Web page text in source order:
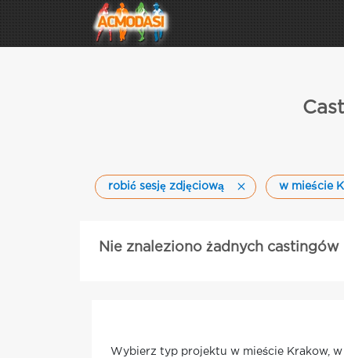
robić sesję zdjęciową w mieście
Nie znaleziono żadnych castingów
Wybierz typ projektu w mieście Krakow, w